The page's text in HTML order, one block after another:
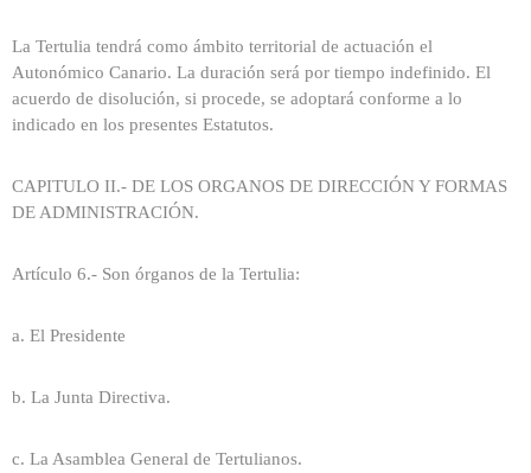
La Tertulia tendrá como ámbito territorial de actuación el
Autonómico Canario. La duración será por tiempo indefinido. El
acuerdo de disolución, si procede, se adoptará conforme a lo
indicado en los presentes Estatutos.
CAPITULO II.- DE LOS ORGANOS DE DIRECCIÓN Y FORMAS
DE ADMINISTRACIÓN.
Artículo 6.- Son órganos de la Tertulia:
a. El Presidente
b. La Junta Directiva.
c. La Asamblea General de Tertulianos.